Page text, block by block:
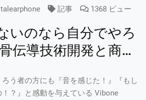
記事 1368 ビュー
いのなら自分でやろ
伝導技術開発と商品
う者の方にも『音を感じた！』『もし
？』と感動を与えている Vibone